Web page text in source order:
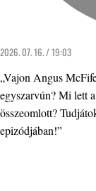
2026. 07. 16. / 19:03
„Vajon Angus
egyszarvún? Mi lett
összeomlott?
epizódjában!”